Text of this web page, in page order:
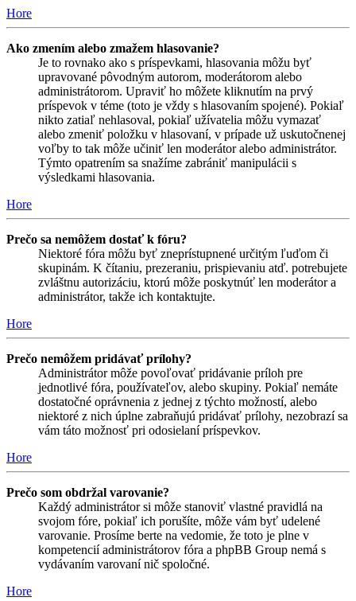
Hore
Ako zmením alebo zmažem hlasovanie?
Je to rovnako ako s príspevkami, hlasovania môžu byť
upravované pôvodným autorom, moderátorom alebo
administrátorom. Upraviť ho môžete kliknutím na prvý
príspevok v téme (toto je vždy s hlasovaním spojené). Pokiaľ
nikto zatiaľ nehlasoval, pokiaľ užívatelia môžu vymazať
alebo zmeniť položku v hlasovaní, v prípade už uskutočnenej
voľby to tak môže učiniť len moderátor alebo administrátor.
Týmto opatrením sa snažíme zabrániť manipulácii s
výsledkami hlasovania.
Hore
Prečo sa nemôžem dostať k fóru?
Niektoré fóra môžu byť zneprístupnené určitým ľuďom či
skupinám. K čítaniu, prezeraniu, prispievaniu atď. potrebujete
zvláštnu autorizáciu, ktorú môže poskytnúť len moderátor a
administrátor, takže ich kontaktujte.
Hore
Prečo nemôžem pridávať prílohy?
Administrátor môže povoľovať pridávanie príloh pre
jednotlivé fóra, používateľov, alebo skupiny. Pokiaľ nemáte
dostatočné oprávnenia z jednej z týchto možností, alebo
niektoré z nich úplne zabraňujú pridávať prílohy, nezobrazí sa
vám táto možnosť pri odosielaní príspevkov.
Hore
Prečo som obdržal varovanie?
Každý administrátor si môže stanoviť vlastné pravidlá na
svojom fóre, pokiaľ ich porušíte, môže vám byť udelené
varovanie. Prosíme berte na vedomie, že toto je plne v
kompetencií administrátorov fóra a phpBB Group nemá s
vydávaním varovaní nič spoločné.
Hore